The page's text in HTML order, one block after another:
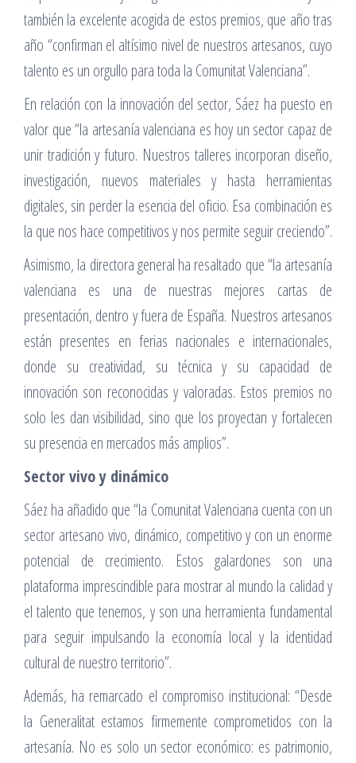
también la excelente acogida de estos premios, que año tras
año “confirman el altísimo nivel de nuestros artesanos, cuyo
talento es un orgullo para toda la Comunitat Valenciana”.
En relación con la innovación del sector, Sáez ha puesto en
valor que “la artesanía valenciana es hoy un sector capaz de
unir tradición y futuro. Nuestros talleres incorporan diseño,
investigación, nuevos materiales y hasta herramientas
digitales, sin perder la esencia del oficio. Esa combinación es
la que nos hace competitivos y nos permite seguir creciendo”.
Asimismo, la directora general ha resaltado que “la artesanía
valenciana es una de nuestras mejores cartas de
presentación, dentro y fuera de España. Nuestros artesanos
están presentes en ferias nacionales e internacionales,
donde su creatividad, su técnica y su capacidad de
innovación son reconocidas y valoradas. Estos premios no
solo les dan visibilidad, sino que los proyectan y fortalecen
su presencia en mercados más amplios”.
Sector vivo y dinámico
Sáez ha añadido que “la Comunitat Valenciana cuenta con un
sector artesano vivo, dinámico, competitivo y con un enorme
potencial de crecimiento. Estos galardones son una
plataforma imprescindible para mostrar al mundo la calidad y
el talento que tenemos, y son una herramienta fundamental
para seguir impulsando la economía local y la identidad
cultural de nuestro territorio”.
Además, ha remarcado el compromiso institucional: “Desde
la Generalitat estamos firmemente comprometidos con la
artesanía. No es solo un sector económico: es patrimonio,